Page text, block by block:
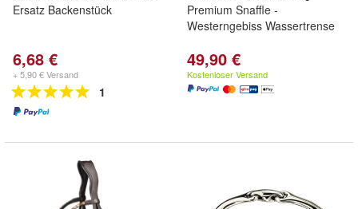
Ersatz Backenstück
6,68 €
+ 5,90 € Versand
1
Premium Snaffle -
Westerngebiss Wassertrense
49,90 €
Kostenloser Versand